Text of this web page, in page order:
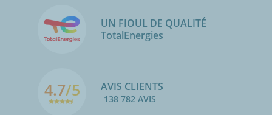
UN FIOUL DE QUALITÉ
TotalEnergies
4.7/5 AVIS CLIENTS
138 782 AVIS